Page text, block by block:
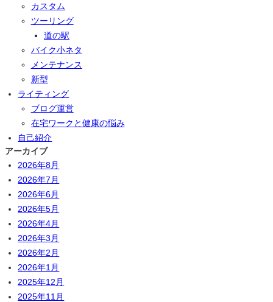
カスタム
ツーリング
道の駅
バイク小ネタ
メンテナンス
新型
ライティング
ブログ運営
在宅ワークと健康の悩み
自己紹介
アーカイブ
2026年8月
2026年7月
2026年6月
2026年5月
2026年4月
2026年3月
2026年2月
2026年1月
2025年12月
2025年11月